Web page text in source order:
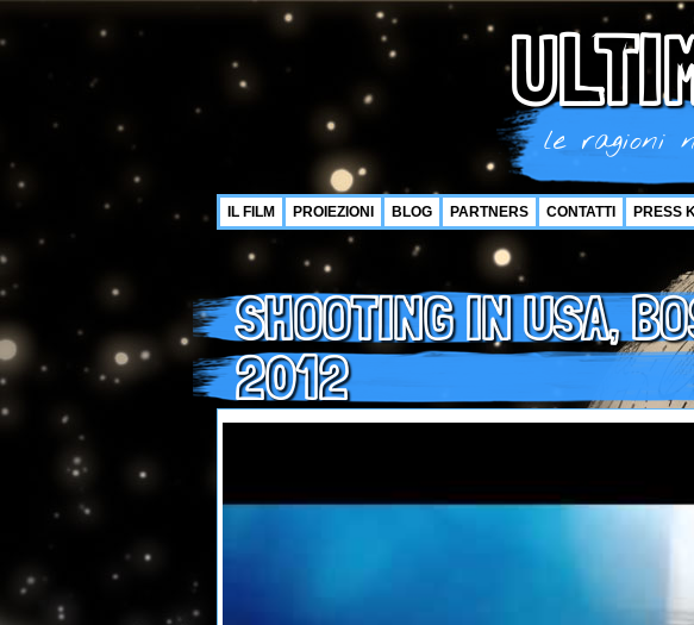
le ragioni
IL FILM PROIEZIONI BLOG PARTNERS CONTATTI PRESS
SHOOTING IN USA,
2012